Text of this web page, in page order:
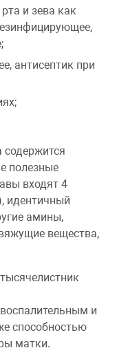
и зева как
антисептик при
полезные
входят 4
идентичный
амины,
вещества,
и
способностью
матки.